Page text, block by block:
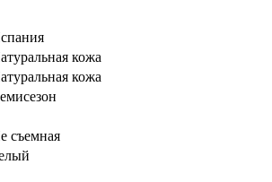
кожа
кожа
съемная